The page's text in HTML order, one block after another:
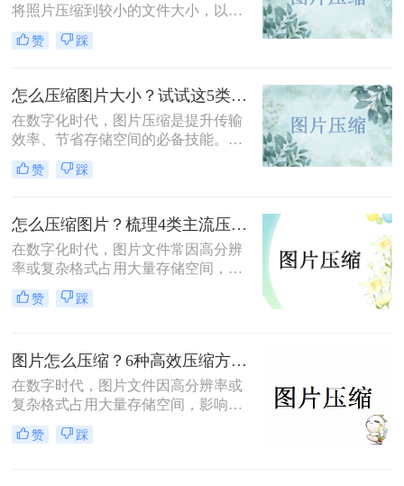
将照片压缩到较小的文件大小，以满
足上传、发送或存储的需求。那么照
片怎么压缩到500k以内呢？本文将介
方法。
赞 踩
怎么压缩图片大小？试试这5类主流压缩方法！
在数字化时代，图片压缩是提升传输
效率、节省存储空间的必备技能。那
么怎么压缩图片大小呢？本文系统梳
理了 5 类主流压缩方法，助你高效平
赞 踩
怎么压缩图片？梳理4类主流压缩方法！
在数字化时代，图片文件常因高分辨
率或复杂格式占用大量存储空间，影
响传输和加载速度。掌握高效压缩方
法不仅能节省空间，还能提升用户体
平衡画质与体积。
赞 踩
图片怎么压缩？6种高效压缩方法分享！
在数字时代，图片文件因高分辨率或
复杂格式占用大量存储空间，影响传
输和加载速度。那么图片怎么压缩
呢？本文总结了6种高效压缩方法，
赞 踩